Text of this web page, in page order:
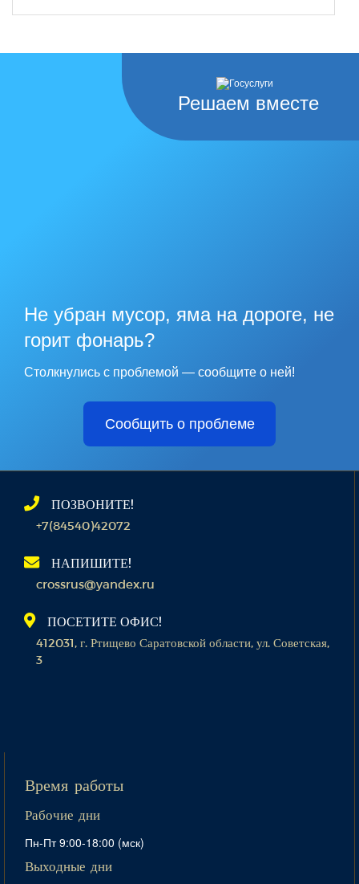
Решаем вместе
Не убран мусор, яма на дороге, не
горит фонарь?
Столкнулись с проблемой — сообщите о ней!
Сообщить о проблеме
ПОЗВОНИТЕ!
+7(84540)42072
НАПИШИТЕ!
crossrus@yandex.ru
ПОСЕТИТЕ ОФИС!
412031, г. Ртищево Саратовской области, ул. Советская,
3
Время работы
Рабочие дни
Пн-Пт 9:00-18:00 (мск)
Выходные дни